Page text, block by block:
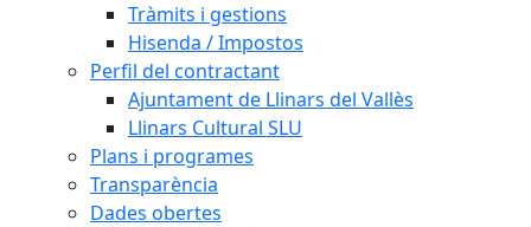
Tràmits i gestions
Hisenda / Impostos
Perfil del contractant
Ajuntament de Llinars del Vallès
Llinars Cultural SLU
Plans i programes
Transparència
Dades obertes